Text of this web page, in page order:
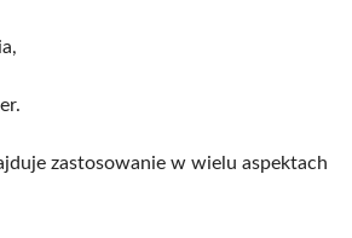
zastosowanie w wielu aspektach